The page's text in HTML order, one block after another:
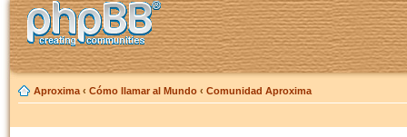
Aproxima ‹ Cómo llamar al Mundo ‹ Comunidad Aproxima